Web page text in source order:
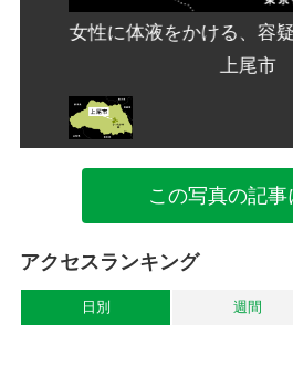
女性に体液をかける、容
上尾市
この写真の記事
アクセスランキング
日別 週間